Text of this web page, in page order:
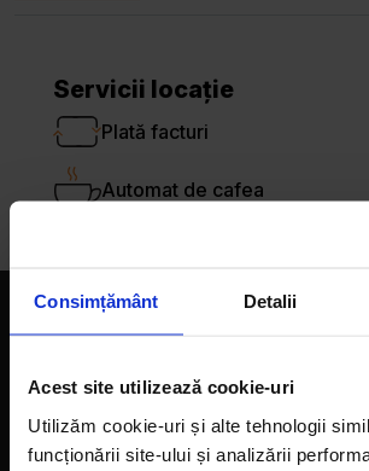
Consimțământ Detalii
Acest site utilizează cookie-uri
Utilizăm cookie-uri și alte tehnologii
funcționării site-ului și analizării
Servicii locație
Plată facturi
Automat de cafea
Magazine
Despre noi